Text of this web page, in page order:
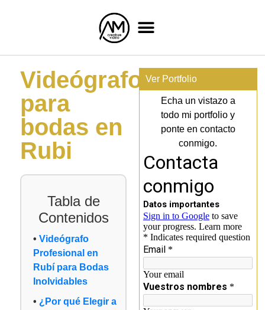
Videógrafo
para
bodas en
Rubi
Tabla de
Contenidos
Videógrafo
Profesional en
Rubí para Bodas
Inolvidables
¿Por qué Elegir a
Ver Portfolio
Echa un vistazo a
todo mi portfolio y
ponte en contacto
conmigo.